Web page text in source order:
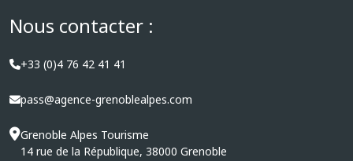
Nous contacter :
+33 (0)4 76 42 41 41
pass@agence-grenoblealpes.com
Grenoble Alpes Tourisme
14 rue de la République, 38000 Grenoble